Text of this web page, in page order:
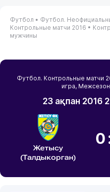
Футбол • Футбол.
Контрольные матчи 2016 •
мужчины
Футбол. Контрольные матчи
игра,
23 ақпан 2016
Жетысу
(Талдыкорган)